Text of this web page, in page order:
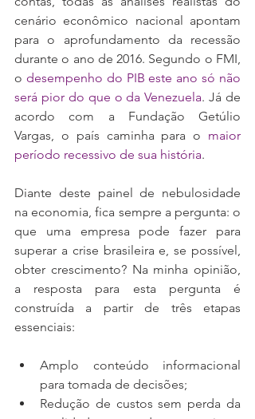
cenário econômico nacional apontam
para o aprofundamento da recessão
durante o ano de 2016. Segundo o FMI,
o desempenho do PIB este ano só não
será pior do que o da Venezuela. Já de
acordo com a Fundação Getúlio
Vargas, o país caminha para o maior
período recessivo de sua história.
Diante deste painel de nebulosidade
na economia, fica sempre a pergunta: o
que uma empresa pode fazer para
superar a crise brasileira e, se possível,
obter crescimento? Na minha opinião,
a resposta para esta pergunta é
construída a partir de três etapas
essenciais:
Amplo conteúdo informacional
para tomada de decisões;
Redução de custos sem perda da